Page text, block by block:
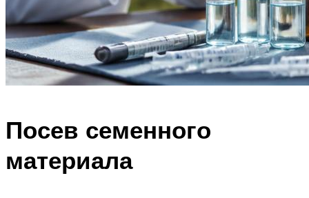
Посев семенного
материала